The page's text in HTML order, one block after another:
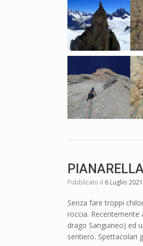
Pubblicato il 6 Luglio 2021
Senza fare troppi
roccia. Recentemente
drago Sanguineo) ed
sentiero. Spettacolari